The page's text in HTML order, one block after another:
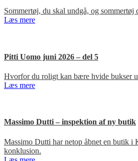
Sommertøj, du skal undgå, og
Læs mere
Pitti Uomo juni 2026 – del 5
Hvorfor du roligt kan bære hvide bukser
Læs mere
Massimo Dutti – inspektion af ny butik
Massimo Dutti har netop åbnet en butik i
konklusion.